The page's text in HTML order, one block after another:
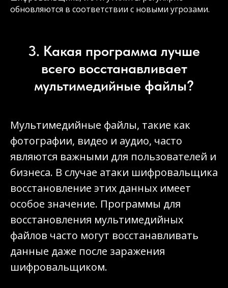
обновляются в соответствии с новыми угрозами.
3. Какая программа лучше
всего восстанавливает
мультимедийные файлы?
Мультимедийные файлы, такие как
фотографии, видео и аудио, часто
являются важными для пользователей и
бизнеса. В случае атаки шифровальщика
восстановление этих данных имеет
особое значение. Программы для
восстановления мультимедийных
файлов часто могут восстанавливать
данные даже после заражения
шифровальщиком.